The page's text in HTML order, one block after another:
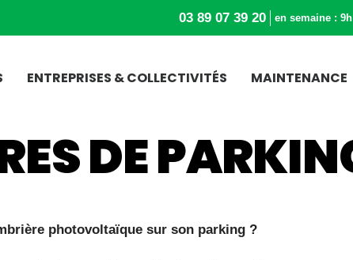
03 89 07 39 20 en semaine :
ENTREPRISES & COLLECTIVITÉS MAINTENANCE
DE
photovoltaïque sur son parking ?